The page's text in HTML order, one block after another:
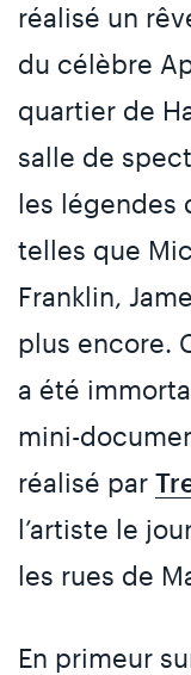
réalisé un
du célèbre
quartier de
salle de
les légendes
telles que
Franklin,
plus encore.
a été
mini-
réalisé par
l’artiste le
les rues de
En primeur